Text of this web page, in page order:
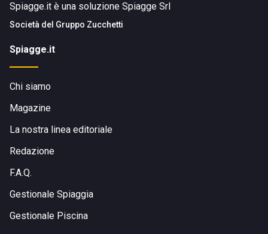
Spiagge.it è una soluzione Spiagge Srl
Società del Gruppo Zucchetti
Spiagge.it
Chi siamo
Magazine
La nostra linea editoriale
Redazione
F.A.Q.
Gestionale Spiaggia
Gestionale Piscina